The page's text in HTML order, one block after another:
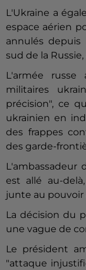
L'Ukraine a
espace aérien
annulés depuis
sud de la
L'armée
militaires
précision", ce
ukrainien en
des frappes
des garde-
L'ambassadeur
est allé au-
junte au pouvoir
La décision du
une vague de
Le président
"attaque